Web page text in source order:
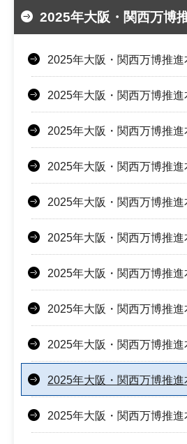
2025年大阪・関西万博
2025年大阪・関西万博推
2025年大阪・関西万博推
2025年大阪・関西万博推
2025年大阪・関西万博推
2025年大阪・関西万博推
2025年大阪・関西万博推
2025年大阪・関西万博推
2025年大阪・関西万博推進
2025年大阪・関西万博推
2025年大阪・関西万博推
2025年大阪・関西万博推